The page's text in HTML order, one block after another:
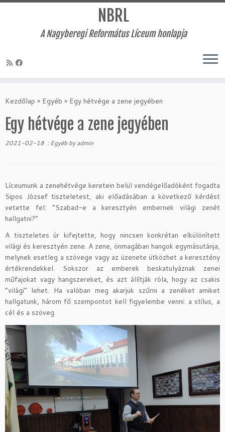
to
NBRL
A Nagyberegi Református Líceum honlapja
Kezdőlap » Egyéb » Egy hétvége a zene jegyében
Egy hétvége a zene jegyében
2021-02-18 :Egyéb byadmin
Líceumunk a zenehétvége keretein belül vendégelőadóként fogadta
Sipos József tiszteletest, aki előadásában a következő kérdést
vetette fel: “Szabad-e a keresztyén embernek világi zenét
hallgatni?”
A tiszteletes úr kifejtette, hogy nincsen konkrétan elkülönített
világi és keresztyén zene. A zene, önmagában hangok egymásutánja,
melynek esetleg a szövege vagy az üzenete ütközhet a keresztény
értékrendekkel. Sokszor az emberek beskatulyáznak zenei
műfajokat vagy hangszereket, és azt állítják róla, hogy az csakis
“világi” lehet. Ha valóban meg akarjuk szűrni a zenéket amiket
hallgatunk, három fő szempontot kell figyelembe venni: a stílus, a
cél és a szöveg.